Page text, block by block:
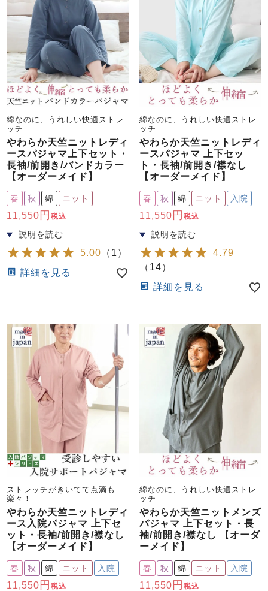
綿なのに、うれしい快適ストレ
ッチ
やわらか天竺ニットレディ
ースパジャマ上下セット・
長袖/前開き/バンドカラー
【オーダーメイド】
春 秋 綿 ニット
11,550 税込
5.00 （ 1 ）
詳細を見る
綿なのに、うれしい快適ストレ
ッチ
やわらか天竺ニットレディ
ースパジャマ 上下セッ
ト・長袖/前開き/襟なし
【オーダーメイド】
春 秋 綿 ニット 入院
11,550 税込
4.79
（ 14）
詳細を見る
ストレッチがきいてて点滴も
楽々！
やわらか天竺ニットレディ
ース入院パジャマ 上下セ
ット・長袖/前開き/襟なし
【オーダーメイド】
春 秋 綿 ニット 入院
11,550 税込
綿なのに、うれしい快適ストレ
ッチ
やわらか天竺ニットメンズ
パジャマ 上下セット・長
袖/前開き/襟なし 【オーダ
ーメイド】
春 秋 綿 ニット 入院
11,550 税込